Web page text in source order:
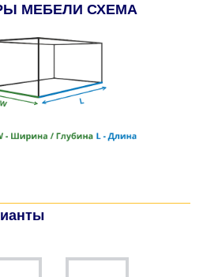
МЕБЕЛИ СХЕМА